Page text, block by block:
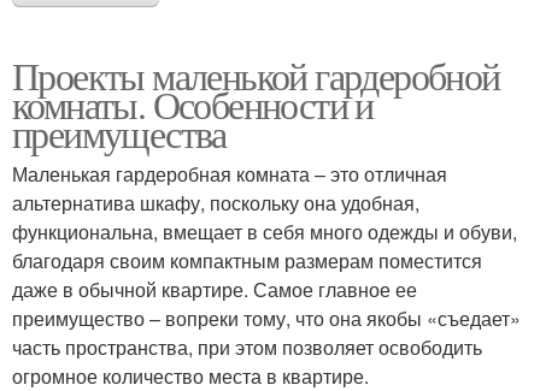
Проекты маленькой гардеробной
комнаты. Особенности и
преимущества
Маленькая гардеробная комната – это отличная
альтернатива шкафу, поскольку она удобная,
функциональна, вмещает в себя много одежды и обуви,
благодаря своим компактным размерам поместится
даже в обычной квартире. Самое главное ее
преимущество – вопреки тому, что она якобы «съедает»
часть пространства, при этом позволяет освободить
огромное количество места в квартире.